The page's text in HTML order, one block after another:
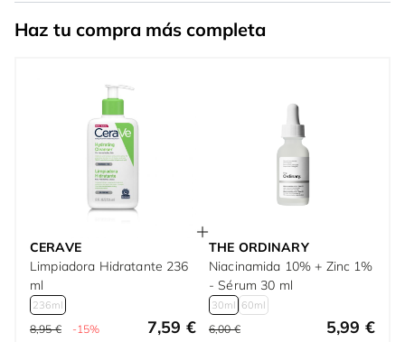
Haz tu compra más completa
CERAVE
Limpiadora Hidratante 236
ml
236ml
8,95 € -15% 7,59 €
THE ORDINARY
Niacinamida 10% + Zinc 1%
- Sérum 30 ml
30ml 60ml
6,00 € 5,99 €